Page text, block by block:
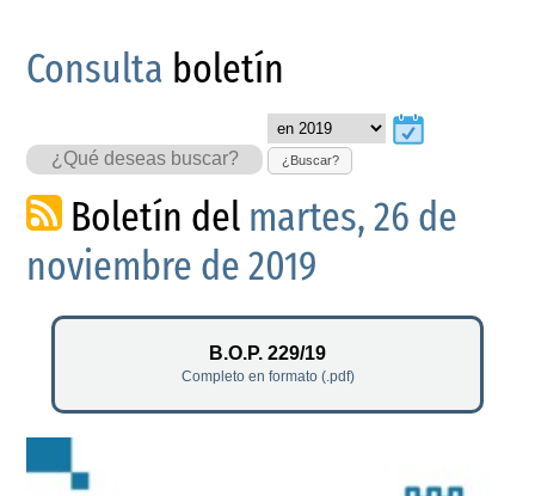
Consulta boletín
¿Buscar?
Boletín del martes, 26 de
noviembre de 2019
B.O.P. 229/19
Completo en formato (.pdf)